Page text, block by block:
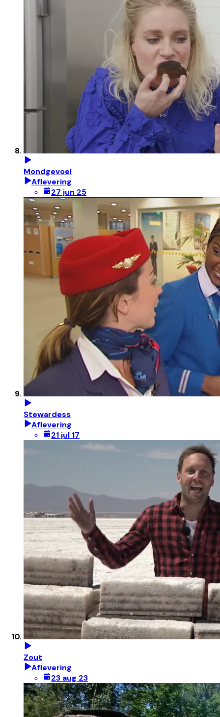
Mondgevoel
Aflevering
27 jun 25
Stewardess
Aflevering
21 jul 17
Zout
Aflevering
23 aug 23